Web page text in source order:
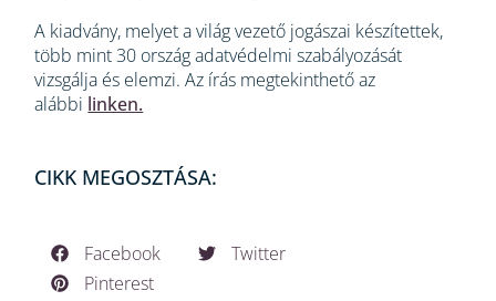
A kiadvány, melyet a világ vezető jogászai készítettek,
több mint 30 ország adatvédelmi szabályozását
vizsgálja és elemzi. Az írás megtekinthető az
alábbi linken.
CIKK MEGOSZTÁSA:
Facebook
Twitter
Pinterest